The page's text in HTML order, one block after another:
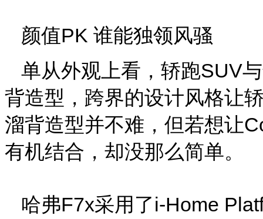
颜值PK 谁能独领风骚
单从外观上看，轿跑SUV
背造型，跨界的设计风格让
溜背造型并不难，但若想让
有机结合，却没那么简单。
哈弗F7x采用了i-Home